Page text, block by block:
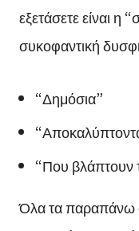
εξετάσετε είναι η
συκοφαντική
“Δημόσια”
“Που βλάπτουν
Όλα τα παραπάνω